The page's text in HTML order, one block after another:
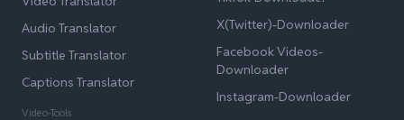
Audio Translator
Subtitle Translator
Captions Translator
Video-Tools
X(Twitter)-Downloader
Facebook Videos-
Downloader
Instagram-Downloader